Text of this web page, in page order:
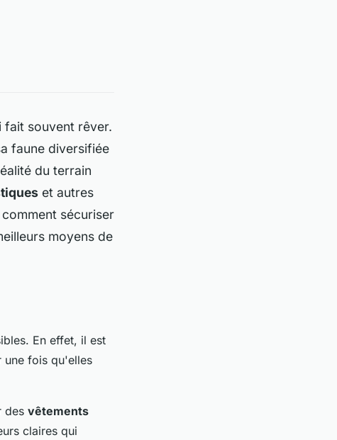
fait souvent rêver.
faune diversifiée
du terrain
et autres
sécuriser
moyens de
En effet, il est
une fois qu'elles
des vêtements
claires qui